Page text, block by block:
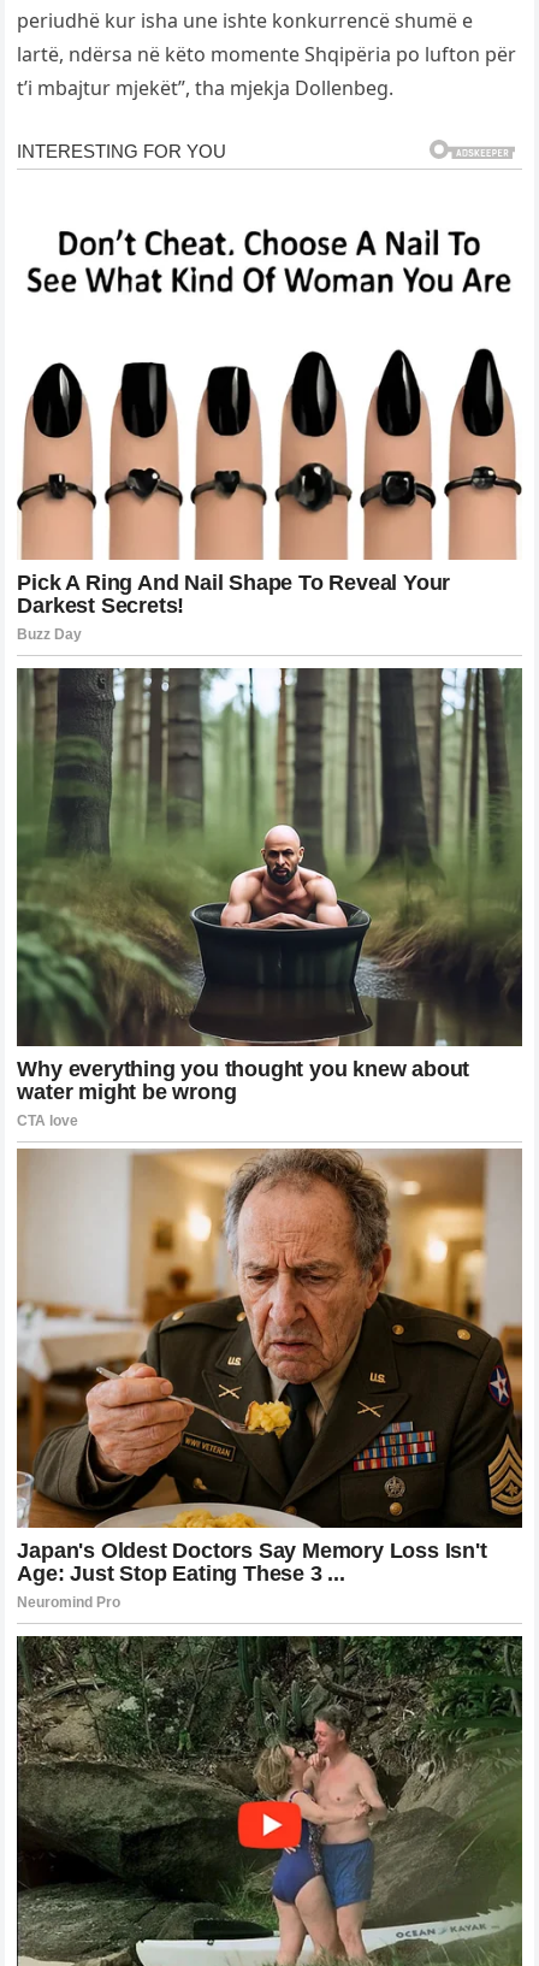
periudhë kur isha une ishte konkurrencë shumë e
lartë, ndërsa në këto momente Shqipëria po lufton për
t’i mbajtur mjekët”, tha mjekja Dollenbeg.